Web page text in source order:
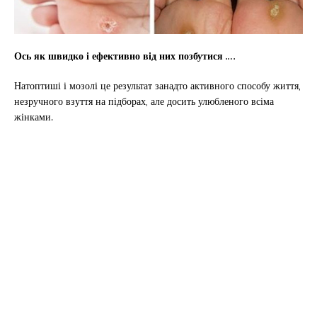
Ось як швидко і ефективно від них позбутися ….
Натоптиші і мозолі це результат занадто активного способу життя,
незручного взуття на підборах, але досить улюбленого всіма
жінками.